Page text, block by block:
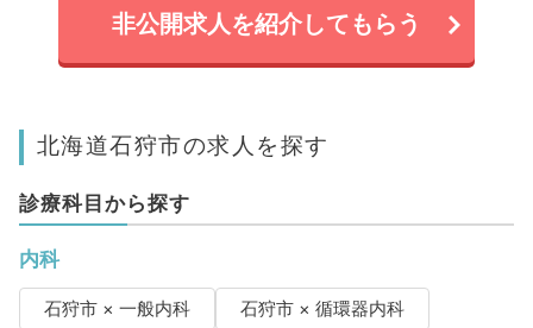
非公開求人を紹介してもらう
北海道石狩市の求人を探す
診療科目から探す
内科
石狩市 × 一般内科
石狩市 × 循環器内科